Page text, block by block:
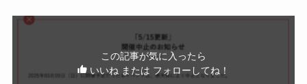
この記事が気に入ったら
いいね または フォローしてね！